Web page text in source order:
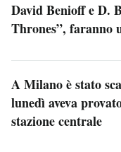
David Benioff e D.
Thrones”, faranno
A Milano è stato
lunedì aveva
stazione centrale